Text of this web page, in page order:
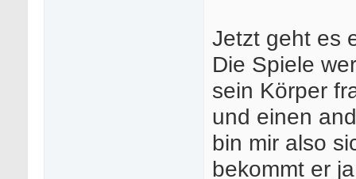
Jetzt geht es
Die Spiele
sein Körper
und einen
bin mir also
bekommt er